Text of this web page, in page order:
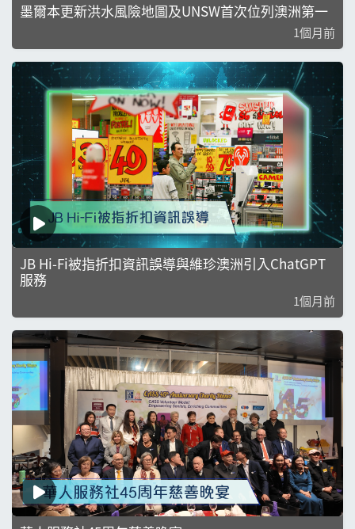
墨爾本更新洪水風險地圖及UNSW首次位列澳洲第一
1個月前
JB Hi-Fi被指折扣資訊誤導與維珍澳洲引入ChatGPT
服務
1個月前